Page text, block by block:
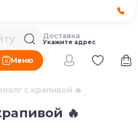
Меню
Доставка
Укажите адрес
с крапивой 🔥
🔥